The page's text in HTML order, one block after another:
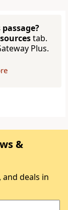
tab.
Plus.
&
deals in